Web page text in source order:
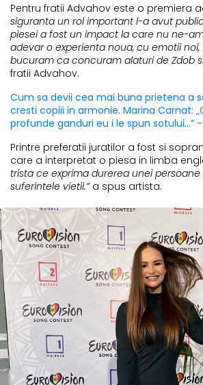
Pentru fratii Advahov este o premiera
siguranta un rol important l-a avut
piesei a fost un impact la care nu ne-
adevar o experienta noua, cu emotii
bucuram ca concuram alaturi de Zdob si
fratii Advahov.
Cum sa devii cea mai buna prietena a
cresti copiii in armonie. Marina Carnat:
profunde ganduri eu i le spun sotului...” -
Printre preferatii juratilor a fost si
care a interpretat o piesa in limba
trista ce exprima durerea unei
suferintele vietii.” a spus artista.